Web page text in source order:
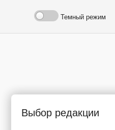
Темный режим
Выбор редакции